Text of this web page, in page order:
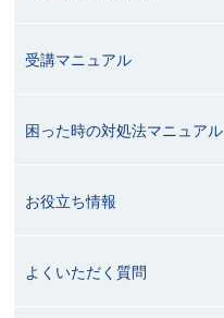
受講マニュアル
困った時の対処法マニュアル
お役立ち情報
よくいただく質問